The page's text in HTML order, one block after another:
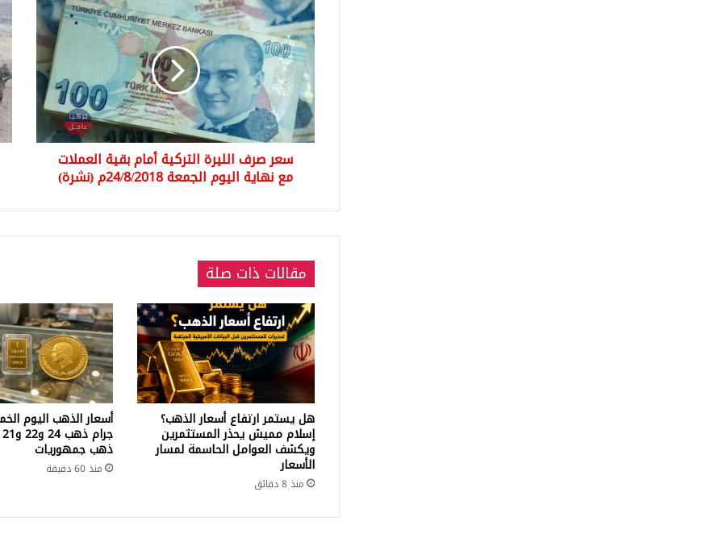
سعر
صرف
الليرة
التركية
أمام
بقية
العملات
مع
نهاية
الجمعة
(نشرة)
سعر صرف الليرة التركية أمام بقية العملات
مع نهاية اليوم الجمعة 24/8/2018م (نشرة)
مقالات ذات صلة
هل يستمر ارتفاع أسعار الذهب؟
إسلام مميش يحذر المستثمرين
ويكشف العوامل الحاسمة لمسار
الأسعار
منذ 8 دقائق
أسعار الذهب اليوم
ذهب جمهوريات
منذ 60 دقيقة